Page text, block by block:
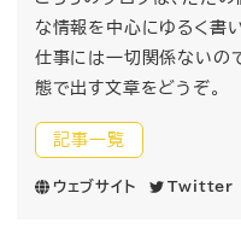
な情報を中心にゆるく書
仕事には一切関係ないの
態で出す文章をどうぞ。
記事一覧
ウェブサイト Twitter